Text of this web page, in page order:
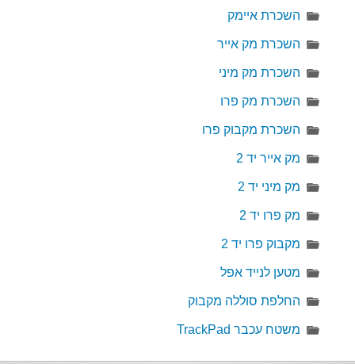
השכרת איימק
השכרת מק אייר
השכרת מק מיני
השכרת מק פרו
השכרת מקבוק פרו
מק אייר יד 2
מק מיני יד 2
מק פרו יד 2
מקבוק פרו יד 2
מטען לנייד אפל
החלפת סוללה מקבוק
משטח עכבר TrackPad